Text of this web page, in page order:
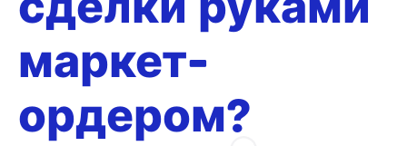
маркет-
ордером?